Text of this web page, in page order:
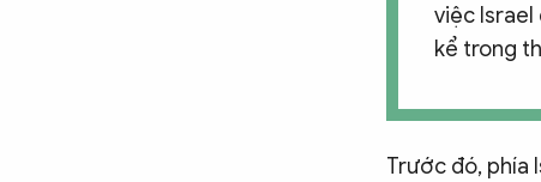
việc Israel
kể trong
Trước đó, phía